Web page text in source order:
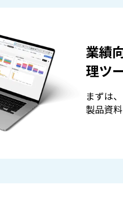
業績
理ツ
まずは
製品資